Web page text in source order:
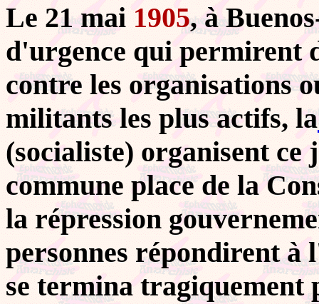
Le 21 mai 1905, à
d'urgence qui permirent
contre les organisations
militants les plus actifs, la
(socialiste) organisent
commune place de la
la répression
personnes répondirent à
se termina tragiquement